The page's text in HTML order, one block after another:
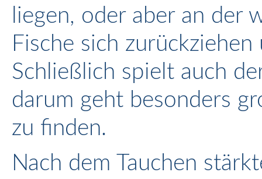
liegen, oder aber an der
Fische sich
Schließlich spielt auch
darum geht besonders
zu finden.
Nach dem Tauchen